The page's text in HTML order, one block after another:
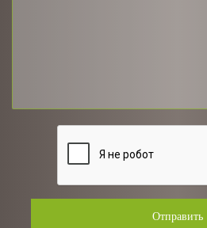
Отправить